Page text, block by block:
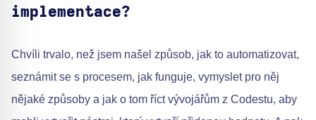
implementace?
Chvíli trvalo, než jsem našel způsob, jak to automatizovat,
seznámit se s procesem, jak funguje, vymyslet pro něj
nějaké způsoby a jak o tom říct vývojářům z Codestu, aby